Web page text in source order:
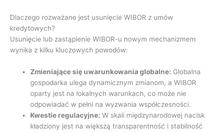
Dlaczego rozważane jest usunięcie WIBOR z umów
kredytowych?
Usunięcie lub zastąpienie WIBOR-u nowym mechanizmem
wynika z kilku kluczowych powodów:
Zmieniające się uwarunkowania globalne: Globalna
gospodarka ulega dynamicznym zmianom, a WIBOR
oparty jest na lokalnych warunkach, co może nie
odpowiadać w pełni na wyzwania współczesności.
Kwestie regulacyjne: W skali międzynarodowej nacisk
kładziony jest na większą transparentność i stabilność